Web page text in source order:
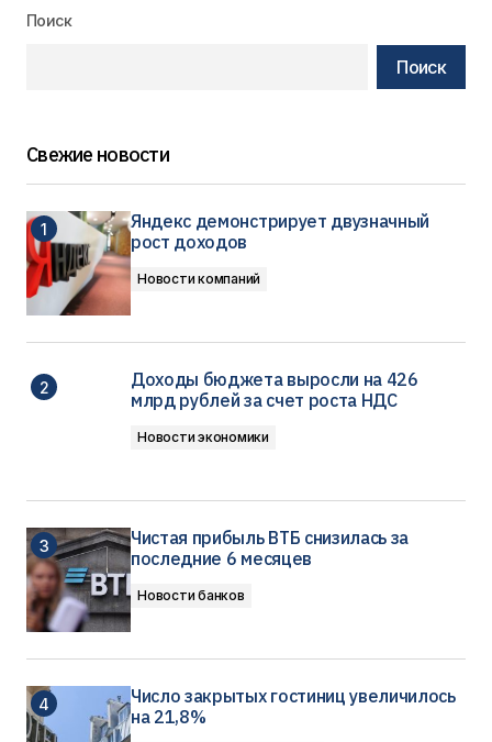
Поиск
Поиск
Свежие новости
Яндекс демонстрирует двузначный
рост доходов
Новости компаний
Доходы бюджета выросли на 426
млрд рублей за счет роста НДС
Новости экономики
Чистая прибыль ВТБ снизилась за
последние 6 месяцев
Новости банков
Число закрытых гостиниц увеличилось
на 21,8%